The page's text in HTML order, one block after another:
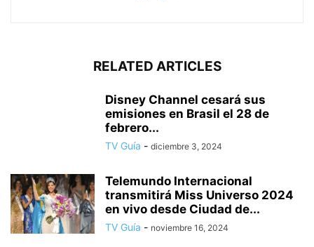
RELATED ARTICLES
Disney Channel cesará sus
emisiones en Brasil el 28 de
febrero...
TV Guía - diciembre 3, 2024
Telemundo Internacional
transmitirá Miss Universo 2024
en vivo desde Ciudad de...
TV Guía - noviembre 16, 2024